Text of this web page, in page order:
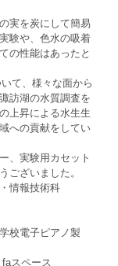
実を炭にして簡易
験や、色水の吸着
の性能はあったと
て、様々な面から
訪湖の水質調査を
上昇による水生生
への貢献をしてい
、実験用カセット
ございました。
情報技術科
校電子ピアノ製
スペース